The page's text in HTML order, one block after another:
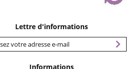
Lettre d'informations
Informations